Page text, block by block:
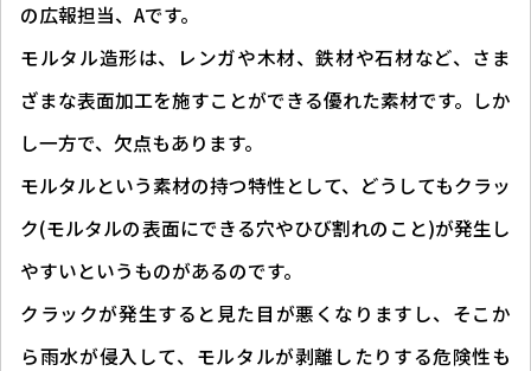
の広報担当、Aです。
モルタル造形は、レンガや木材、鉄材や石材など、さま
ざまな表面加工を施すことができる優れた素材です。しか
し一方で、欠点もあります。
モルタルという素材の持つ特性として、どうしてもクラッ
ク(モルタルの表面にできる穴やひび割れのこと)が発生し
やすいというものがあるのです。
クラックが発生すると見た目が悪くなりますし、そこか
ら雨水が侵入して、モルタルが剥離したりする危険性も